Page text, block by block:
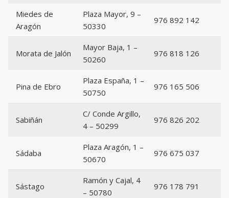
Miedes de
Aragón
Plaza Mayor, 9 –
50330
976 892 142
Morata de Jalón
Mayor Baja, 1 –
50260
976 818 126
Pina de Ebro
Plaza España, 1 –
50750
976 165 506
Sabiñán
C/ Conde Argillo,
4 – 50299
976 826 202
Sádaba
Plaza Aragón, 1 –
50670
976 675 037
Sástago
Ramón y Cajal, 4
– 50780
976 178 791